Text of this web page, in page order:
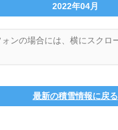
2022年04月
最新の積雪情報に戻る